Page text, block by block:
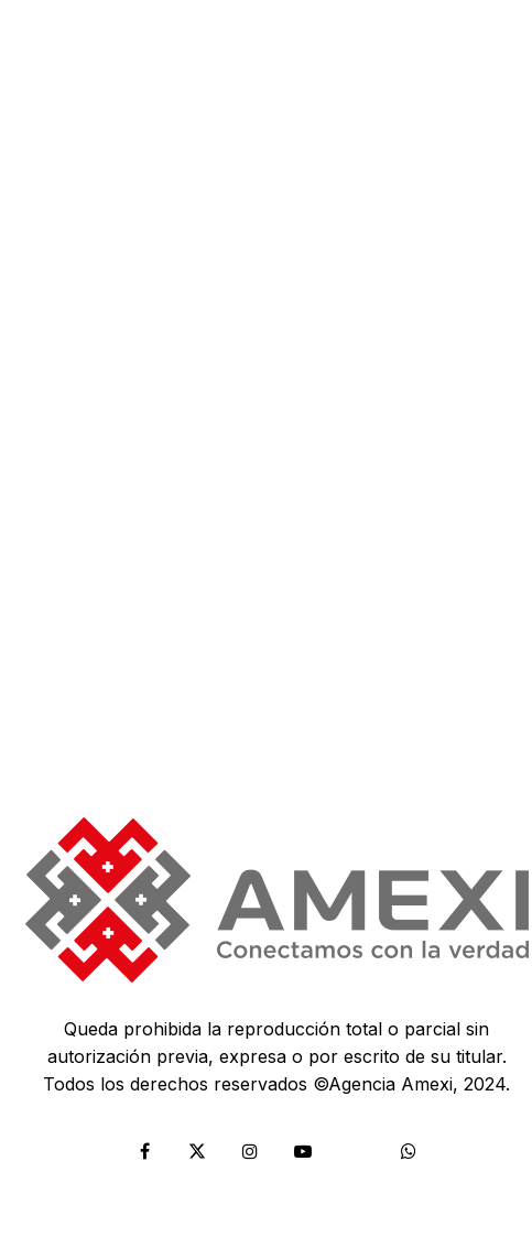
Queda prohibida la reproducción total o parcial sin
autorización previa, expresa o por escrito de su titular.
Todos los derechos reservados ©Agencia Amexi, 2024.